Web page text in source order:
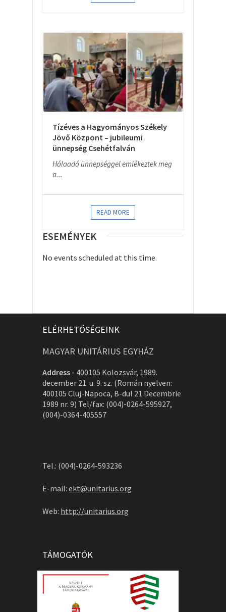
Tízéves a Hagyományos Székely
Jövő Központ – jubileumi
ünnepség Csehétfalván
Hálaadó ünnepséggel emlékeztek meg
a...
READ MORE
ESEMÉNYEK
No events scheduled at this time.
ELÉRHETŐSÉGEINK
MAGYAR UNITÁRIUS EGYHÁZ
Address - 400105 Kolozsvár, 1989.
december 21. u. 9. sz. (Román nyelven:
400105 Cluj-Napoca, B-dul 21 Decembrie
1989 nr. 9) Tel/fax: (004)-0264-595927,
(004)-0364-405557
Tel.: (004)-0264-593236
E-mail: ekt@unitarius.org
Web: http://unitarius.org
TÁMOGATÓK